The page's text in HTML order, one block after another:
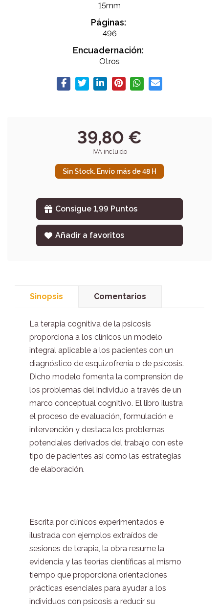
15mm
Páginas:
496
Encuadernación:
Otros
39,80 €
IVA incluido
Sin Stock. Envío más de 48 H
Consigue 1,99 Puntos
Añadir a favoritos
Sinopsis Comentarios
La terapia cognitiva de la psicosis
proporciona a los clínicos un modelo
integral aplicable a los pacientes con un
diagnóstico de esquizofrenia o de psicosis.
Dicho modelo fomenta la comprensión de
los problemas del individuo a través de un
marco conceptual cognitivo. El libro ilustra
el proceso de evaluación, formulación e
intervención y destaca los problemas
potenciales derivados del trabajo con este
tipo de pacientes así como las estrategias
de elaboración.
Escrita por clínicos experimentados e
ilustrada con ejemplos extraídos de
sesiones de terapia, la obra resume la
evidencia y las teorías científicas al mismo
tiempo que proporciona orientaciones
prácticas esenciales para ayudar a los
individuos con psicosis a reducir su